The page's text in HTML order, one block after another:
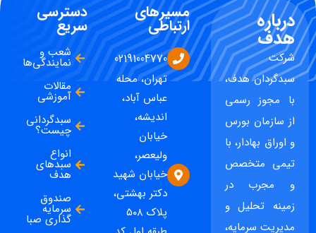
درباره
هدف
شرکت
سبدگردان هدف،
با مجوز رسمی
از سازمان بورس
و اوراق بهادار، با
تیمی متخصص
و مجرب در
زمینه تحلیل و
مدیریت سرمایه،
مسیرهای
ارتباطی
02191004770
تهران، محله
عباس آباد،
اندیشه،
خیابان
ولیعصر،
خیابان شهید
دکتر بهشتی،
پلاک ۵۰۸
دسترسی
سریع
شعب و
نمایندگی‌ها
مقالات
آموزشی
سبدگردانی
چیست؟
انواع
سبدهای
هدف
صندوق
سرمایه
گذاری صبا